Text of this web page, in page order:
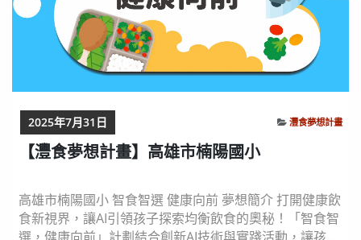
【灃食夢想計畫】高雄市楠陽國小
高雄市楠陽國小 智食智選 健康向前 夢想簡介 打開健康飲
食新視界，讓AI引領孩子探索均衡飲食的奧秘！「智食智
2025年7月31日 灃食夢想計畫